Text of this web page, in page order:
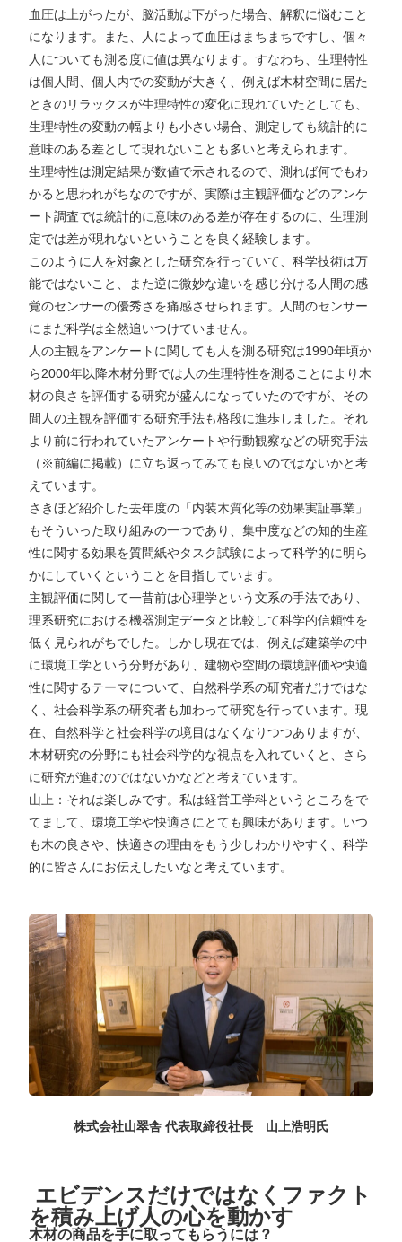
血圧は上がったが、脳活動は下がった場合、解釈に悩むこと
になります。また、人によって血圧はまちまちですし、個々
人についても測る度に値は異なります。すなわち、生理特性
は個人間、個人内での変動が大きく、例えば木材空間に居た
ときのリラックスが生理特性の変化に現れていたとしても、
生理特性の変動の幅よりも小さい場合、測定しても統計的に
意味のある差として現れないことも多いと考えられます。
生理特性は測定結果が数値で示されるので、測れば何でもわ
かると思われがちなのですが、実際は主観評価などのアンケ
ート調査では統計的に意味のある差が存在するのに、生理測
定では差が現れないということを良く経験します。
このように人を対象とした研究を行っていて、科学技術は万
能ではないこと、また逆に微妙な違いを感じ分ける人間の感
覚のセンサーの優秀さを痛感させられます。人間のセンサー
にまだ科学は全然追いつけていません。
人の主観をアンケートに関しても人を測る研究は1990年頃か
ら2000年以降木材分野では人の生理特性を測ることにより木
材の良さを評価する研究が盛んになっていたのですが、その
間人の主観を評価する研究手法も格段に進歩しました。それ
より前に行われていたアンケートや行動観察などの研究手法
（※前編に掲載）に立ち返ってみても良いのではないかと考
えています。
さきほど紹介した去年度の「内装木質化等の効果実証事業」
もそういった取り組みの一つであり、集中度などの知的生産
性に関する効果を質問紙やタスク試験によって科学的に明ら
かにしていくということを目指しています。
主観評価に関して一昔前は心理学という文系の手法であり、
理系研究における機器測定データと比較して科学的信頼性を
低く見られがちでした。しかし現在では、例えば建築学の中
に環境工学という分野があり、建物や空間の環境評価や快適
性に関するテーマについて、自然科学系の研究者だけではな
く、社会科学系の研究者も加わって研究を行っています。現
在、自然科学と社会科学の境目はなくなりつつありますが、
木材研究の分野にも社会科学的な視点を入れていくと、さら
に研究が進むのではないかなどと考えています。
山上：それは楽しみです。私は経営工学科というところをで
てまして、環境工学や快適さにとても興味があります。いつ
も木の良さや、快適さの理由をもう少しわかりやすく、科学
的に皆さんにお伝えしたいなと考えています。
株式会社山翠舎 代表取締役社長 山上浩明氏
エビデンスだけではなくファクト
を積み上げ人の心を動かす
木材の商品を手に取ってもらうには？